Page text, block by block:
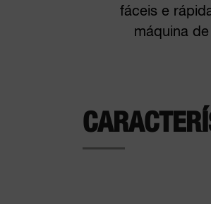
fáceis e
máquina